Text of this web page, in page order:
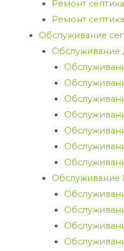
Ремонт
Ремонт
Обслуживание
Обслуживание
Обслуживание